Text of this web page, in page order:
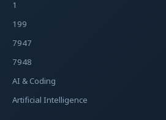
1
199
7947
7948
AI & Coding
Artificial Intelligence